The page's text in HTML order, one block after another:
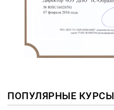
ПОПУЛЯРНЫЕ КУРСЫ